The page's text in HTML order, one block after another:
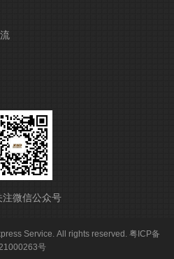
注微信公众号
Service. All rights reserved. 粤ICP备
号